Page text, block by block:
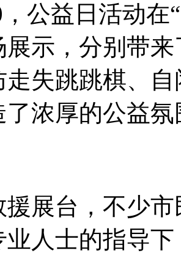
公益日活动在
示，分别带
走失跳跳棋、
了浓厚的公益
援展台，不少
业人士的指导